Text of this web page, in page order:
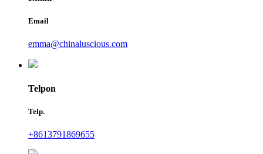
Email
emma@chinaluscious.com
Telpon
Telp.
+8613791869655